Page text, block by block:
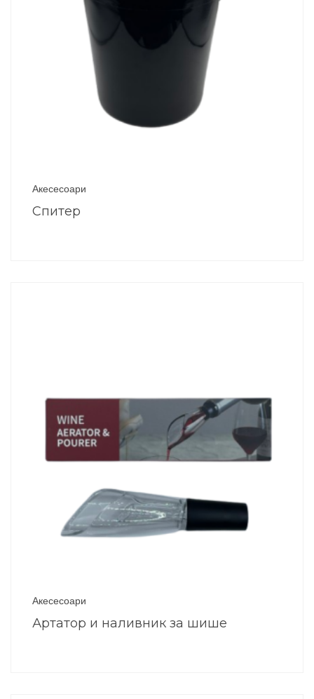
Акесесоари
Спитер
Акесесоари
Артатор и наливник за шише